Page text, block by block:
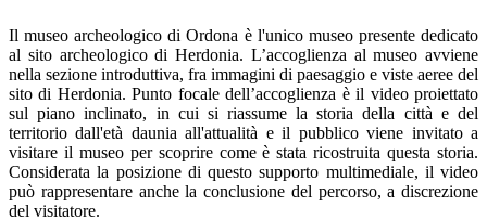
Il museo archeologico di Ordona è l'unico museo presente dedicato
al sito archeologico di Herdonia. L’accoglienza al museo avviene
nella sezione introduttiva, fra immagini di paesaggio e viste aeree del
sito di Herdonia. Punto focale dell’accoglienza è il video proiettato
sul piano inclinato, in cui si riassume la storia della città e del
territorio dall'età daunia all'attualità e il pubblico viene invitato a
visitare il museo per scoprire come è stata ricostruita questa storia.
Considerata la posizione di questo supporto multimediale, il video
può rappresentare anche la conclusione del percorso, a discrezione
del visitatore.